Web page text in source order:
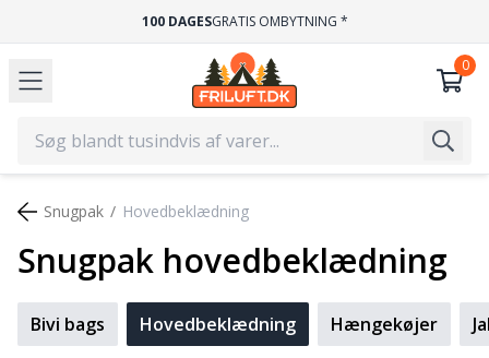
100 DAGESGRATIS OMBYTNING *
Bivi bags Hovedbeklædning Hængekøjer
Snugpak Hovedbeklædning
Snugpak hovedbeklædning